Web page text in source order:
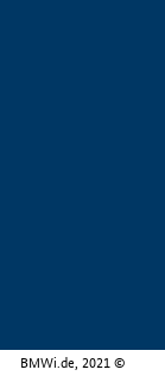
BMWi.de, 2021 ©